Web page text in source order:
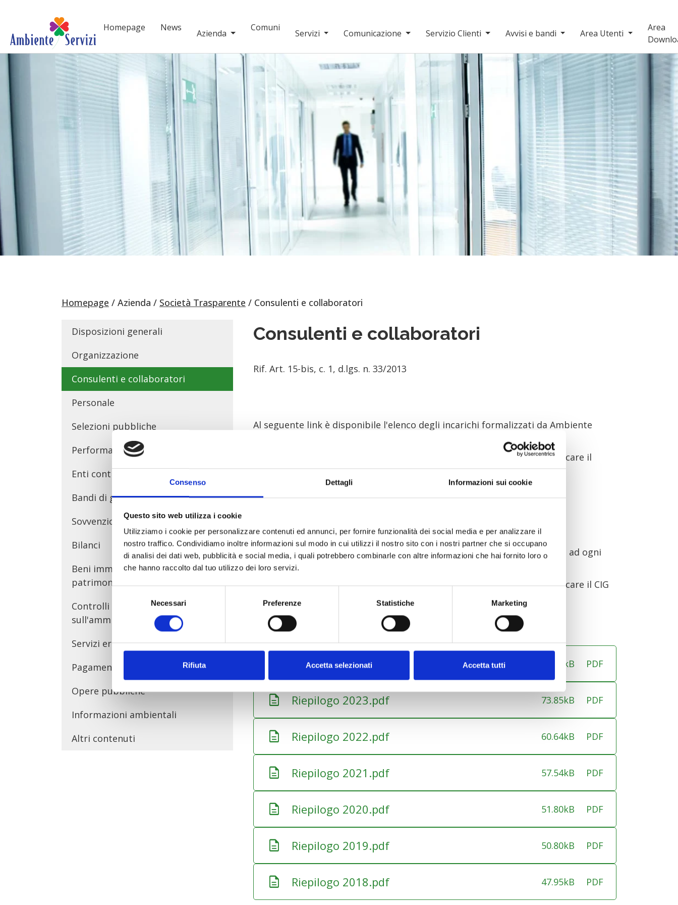
Consenso Dettagli Informazioni sui cookie
Questo sito web utilizza i cookie
Utilizziamo i cookie per personalizzare contenuti ed annunci, per fornire funzionalità dei social media e per analizzare il
nostro traffico. Condividiamo inoltre informazioni sul modo in cui utilizzi il nostro sito con i nostri partner che si occupano
di analisi dei dati web, pubblicità e social media, i quali potrebbero combinarle con altre informazioni che hai fornito loro o
che hanno raccolto dal tuo utilizzo dei loro servizi.
Necessari Preferenze Statistiche Marketing
Rifiuta Accetta selezionati Accetta tutti
Vai al contenuto principale
Homepage News
Azienda
Comuni
Servizi Comunicazione Servizio Clienti Avvisi e bandi Area Utenti
Area
Homepage Azienda Società Trasparente Consulenti e collaboratori
Disposizioni generali
Organizzazione
Consulenti e collaboratori
Personale
Selezioni pubbliche
Performance
Enti controllati
Bandi di gara e contratti
Sovvenzioni, contributi, sussidi
Bilanci
Beni immobili e gestione del
patrimonio
Controlli e rilievi
sull'amministrazione
Servizi erogati
Pagamenti
Opere pubbliche
Informazioni ambientali
Altri contenuti
Consulenti e collaboratori
Rif. Art. 15-bis, c. 1, d.lgs. n. 33/2013
Al seguente link è disponibile l'elenco degli incarichi formalizzati da Ambiente
Scegliere Ambiente Servizi Spa dall'elenco "Stazione Appaltante" ed indicare il
periodo di riferimento ricercato.
I dati estrapolati possono anche essere scaricati in formato CSV.
Al seguente link sono disponibili i dati delle effettive liquidazioni relativi ad ogni
affidamento/incarico.
Scegliere Ambiente Servizi Spa dall'elenco "Stazione Appaltante" ed indicare il CIG
dell'incarico ricercato.
Contratti
Riepilogo 2024.pdf 183.47kB PDF
description Riepilogo 2023.pdf 73.85kB PDF
description Riepilogo 2022.pdf 60.64kB PDF
description Riepilogo 2021.pdf 57.54kB PDF
description Riepilogo 2020.pdf 51.80kB PDF
description Riepilogo 2019.pdf 50.80kB PDF
description Riepilogo 2018.pdf 47.95kB PDF